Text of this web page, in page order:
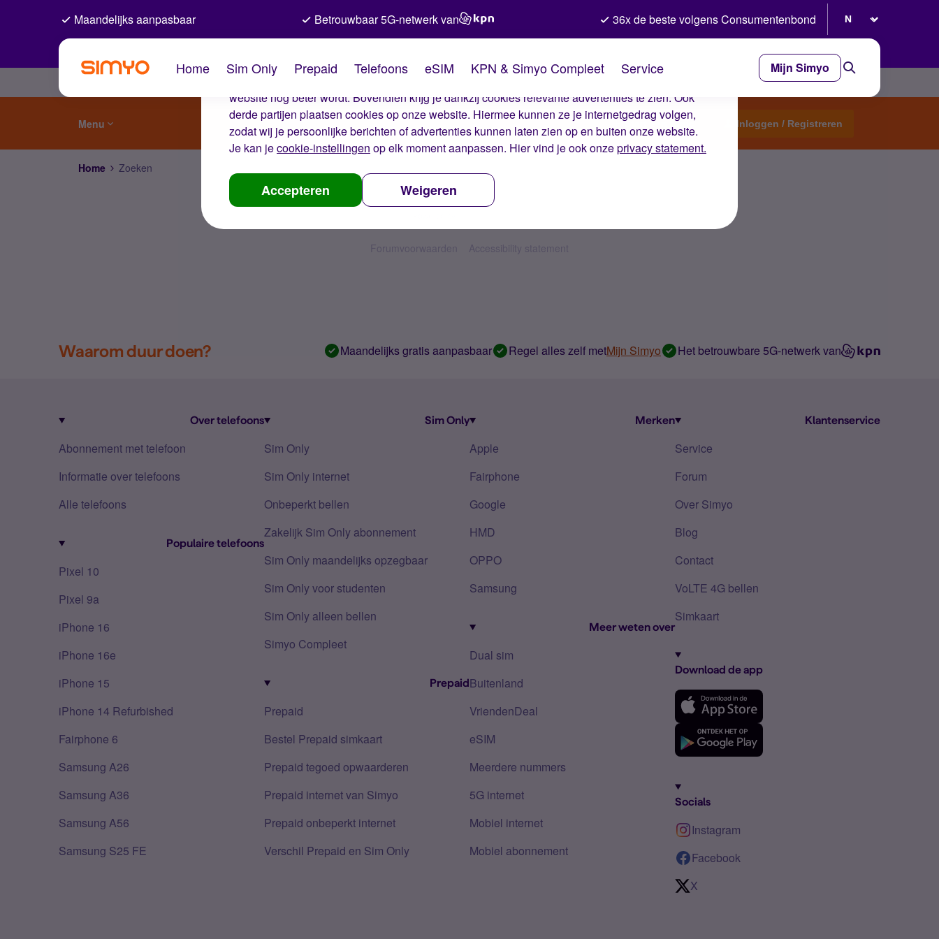
De cookies van Simyo
Wij gebruiken cookies op onze website. Met deze cookies zorgen wij ervoor dat je ervaring op de
website nog beter wordt. Bovendien krijg je dankzij cookies relevante advertenties te zien. Ook
derde partijen plaatsen cookies op onze website. Hiermee kunnen ze je internetgedrag volgen,
zodat wij je persoonlijke berichten of advertenties kunnen laten zien op en buiten onze website.
Je kan jecookie-instellingen op elk moment aanpassen. Hier vind je ook onzeprivacy statement.
Accepteren Weigeren
Maandelijks aanpasbaar Betrouwbaar 5G-netwerk van 36x de beste volgens Consumentenbond
Home Sim Only Prepaid Telefoons eSIM KPN & Simyo Compleet Service Mijn Simyo
Menu Start een topic Inloggen / Registreren
Home Zoeken
Forumvoorwaarden Accessibility statement
Waarom duur doen? Maandelijks gratis aanpasbaar Regel alles zelf metMijn Simyo Het betrouwbare 5G-netwerk van
Over telefoons
Abonnement met telefoon
Informatie over telefoons
Alle telefoons
Populaire telefoons
Pixel 10
Pixel 9a
iPhone 16
iPhone 16e
iPhone 15
iPhone 14 Refurbished
Fairphone 6
Samsung A26
Samsung A36
Samsung A56
Samsung S25 FE
Sim Only
Sim Only
Sim Only internet
Onbeperkt bellen
Zakelijk Sim Only abonnement
Sim Only maandelijks opzegbaar
Sim Only voor studenten
Sim Only alleen bellen
Simyo Compleet
Prepaid
Prepaid
Bestel Prepaid simkaart
Prepaid tegoed opwaarderen
Prepaid internet van Simyo
Prepaid onbeperkt internet
Verschil Prepaid en Sim Only
Merken
Apple
Fairphone
Google
HMD
OPPO
Samsung
Meer weten over
Dual sim
Buitenland
VriendenDeal
eSIM
Meerdere nummers
5G internet
Mobiel internet
Mobiel abonnement
Klantenservice
Service
Forum
Over Simyo
Blog
Contact
VoLTE 4G bellen
Simkaart
Download de app
Socials
Instagram
Facebook
X